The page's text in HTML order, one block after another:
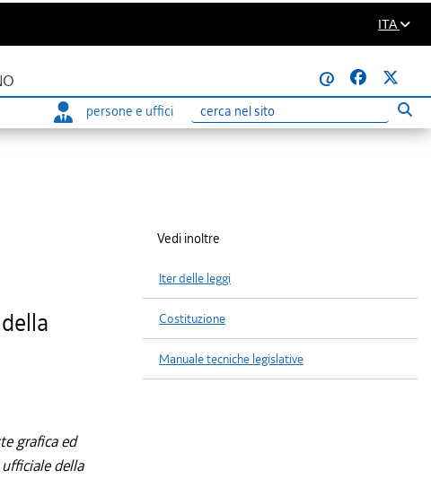
ITA
@
persone e uffici
Ricerca
grafica ed
della
Vedi inoltre
Iter delle leggi
Costituzione
Manuale tecniche legislative